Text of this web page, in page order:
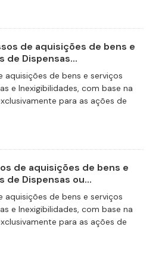
de aquisições de bens e
de Dispensas...
aquisições de bens e serviços
e Inexigibilidades, com base na
para as ações de
de aquisições de bens e
de Dispensas ou...
aquisições de bens e serviços
e Inexigibilidades, com base na
para as ações de